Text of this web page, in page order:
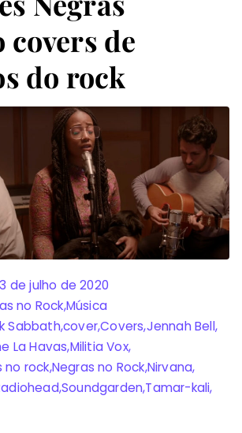
covers de
do rock
de julho de 2020
no Rock,Música
Sabbath,cover,Covers,Jennah Bell,
La Havas,Militia Vox,
no rock,Negras no Rock,Nirvana,
,Soundgarden,Tamar-kali,